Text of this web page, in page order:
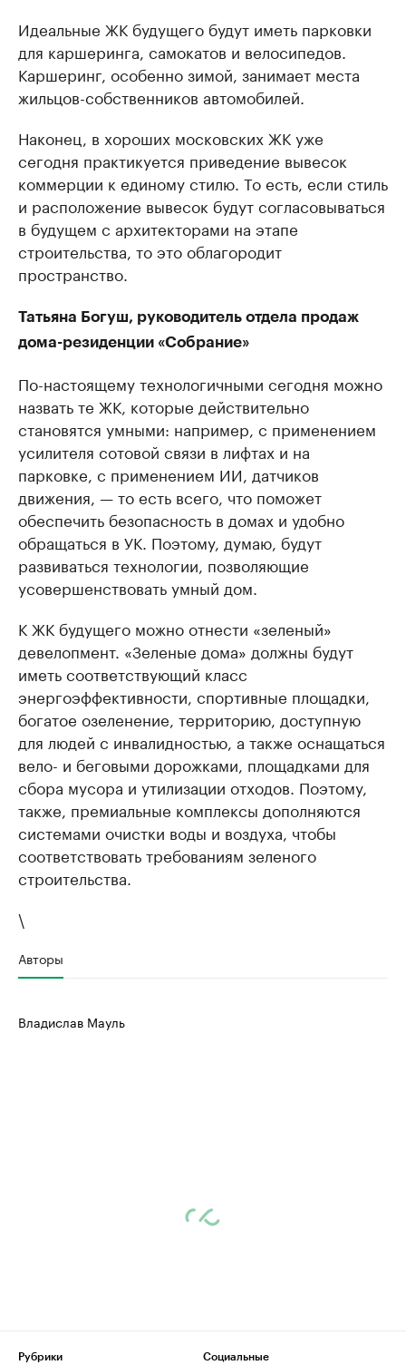
Идеальные ЖК будущего будут иметь парковки
для каршеринга, самокатов и велосипедов.
Каршеринг, особенно зимой, занимает места
жильцов-собственников автомобилей.
Наконец, в хороших московских ЖК уже
сегодня практикуется приведение вывесок
коммерции к единому стилю. То есть, если стиль
и расположение вывесок будут согласовываться
в будущем с архитекторами на этапе
строительства, то это облагородит
пространство.
Татьяна Богуш, руководитель отдела продаж
дома-резиденции «Собрание»
По-настоящему технологичными сегодня можно
назвать те ЖК, которые действительно
становятся умными: например, с применением
усилителя сотовой связи в лифтах и на
парковке, с применением ИИ, датчиков
движения, — то есть всего, что поможет
обеспечить безопасность в домах и удобно
обращаться в УК. Поэтому, думаю, будут
развиваться технологии, позволяющие
усовершенствовать умный дом.
К ЖК будущего можно отнести «зеленый»
девелопмент. «Зеленые дома» должны будут
иметь соответствующий класс
энергоэффективности, спортивные площадки,
богатое озеленение, территорию, доступную
для людей с инвалидностью, а также оснащаться
вело- и беговыми дорожками, площадками для
сбора мусора и утилизации отходов. Поэтому,
также, премиальные комплексы дополняются
системами очистки воды и воздуха, чтобы
соответствовать требованиям зеленого
строительства.
\
Авторы
Владислав Мауль
Рубрики
Социальные